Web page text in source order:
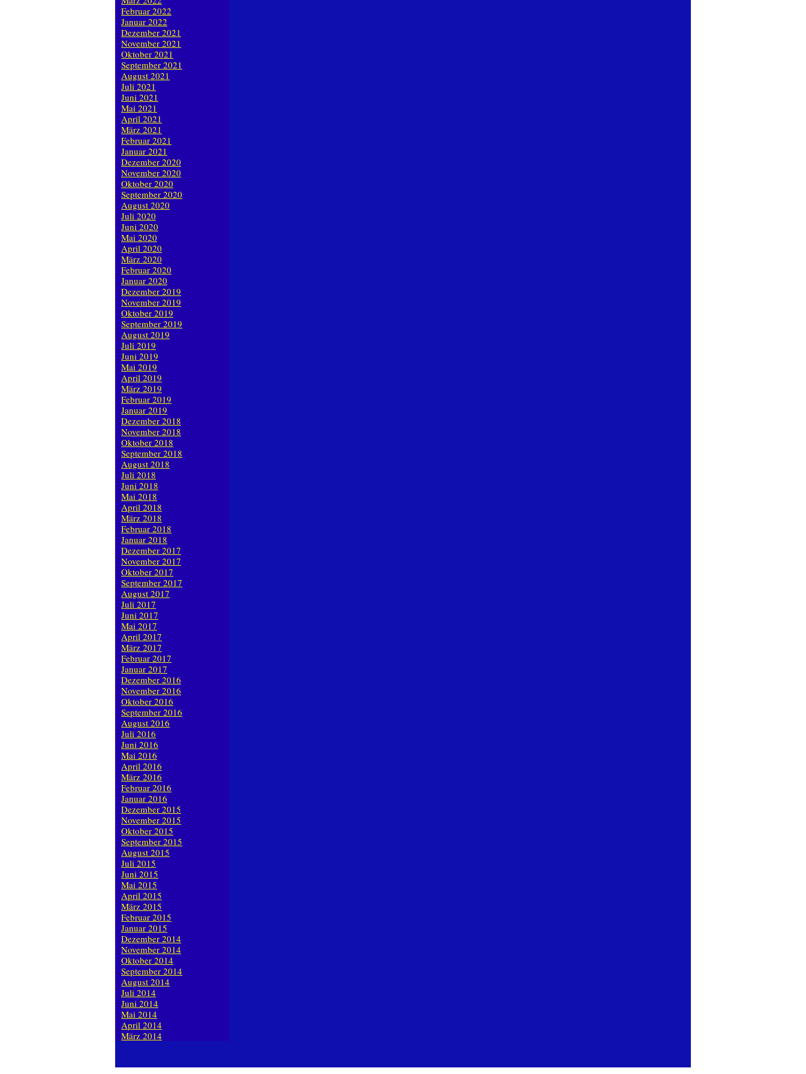
Februar 2022
Januar 2022
Dezember 2021
November 2021
Oktober 2021
September 2021
August 2021
Juli 2021
Juni 2021
Mai 2021
April 2021
März 2021
Februar 2021
Januar 2021
Dezember 2020
November 2020
Oktober 2020
September 2020
August 2020
Juli 2020
Juni 2020
Mai 2020
April 2020
März 2020
Februar 2020
Januar 2020
Dezember 2019
November 2019
Oktober 2019
September 2019
August 2019
Juli 2019
Juni 2019
Mai 2019
April 2019
März 2019
Februar 2019
Januar 2019
Dezember 2018
November 2018
Oktober 2018
September 2018
August 2018
Juli 2018
Juni 2018
Mai 2018
April 2018
März 2018
Februar 2018
Januar 2018
Dezember 2017
November 2017
Oktober 2017
September 2017
August 2017
Juli 2017
Juni 2017
Mai 2017
April 2017
März 2017
Februar 2017
Januar 2017
Dezember 2016
November 2016
Oktober 2016
September 2016
August 2016
Juli 2016
Juni 2016
Mai 2016
April 2016
März 2016
Februar 2016
Januar 2016
Dezember 2015
November 2015
Oktober 2015
September 2015
August 2015
Juli 2015
Juni 2015
Mai 2015
April 2015
März 2015
Februar 2015
Januar 2015
Dezember 2014
November 2014
Oktober 2014
September 2014
August 2014
Juli 2014
Juni 2014
Mai 2014
April 2014
März 2014